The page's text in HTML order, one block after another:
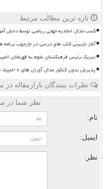
تازه ترین مطالب مرتبط
کسب مدال اتحادیه جهانی ریاضی توسط دانش
آغاز بازبینی کتاب های درسی در چارچوب برنامه
تبریک رئیس فرهنگستان علوم به قهرمانان
پذیرش بدون کنکور مدال آوران طلای ۲ المپیاد جغرافیا و علوم زمین
نظرات بینندگان بازارمقاله
نظر شما در
نام:
ایمیل:
نظر: